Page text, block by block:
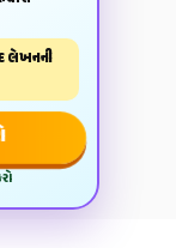
લેખનની